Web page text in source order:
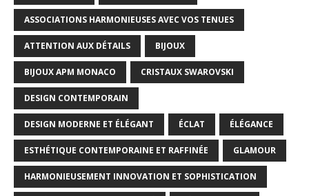
ASSOCIATIONS HARMONIEUSES AVEC VOS TENUES
ATTENTION AUX DÉTAILS BIJOUX
BIJOUX APM MONACO CRISTAUX SWAROVSKI
DESIGN CONTEMPORAIN
DESIGN MODERNE ET ÉLÉGANT ÉCLAT ÉLÉGANCE
ESTHÉTIQUE CONTEMPORAINE ET RAFFINÉE GLAMOUR
HARMONIEUSEMENT INNOVATION ET SOPHISTICATION